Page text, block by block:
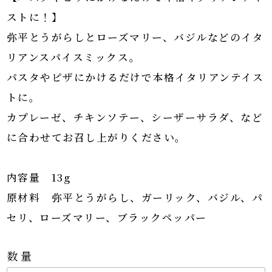
ストに！】
弥平とうがらしとローズマリー、バジルなどのイタ
リアンスパイスミックス。
パスタやピザにかけるだけで本格イタリアンテイス
トに。
カプレーゼ、チキンソテー、シーザーサラダ、など
に合わせてお召し上がりください。
内容量 13g
原材料 弥平とうがらし、ガーリック、バジル、パ
セリ、ローズマリー、ブラックペッパー
数量